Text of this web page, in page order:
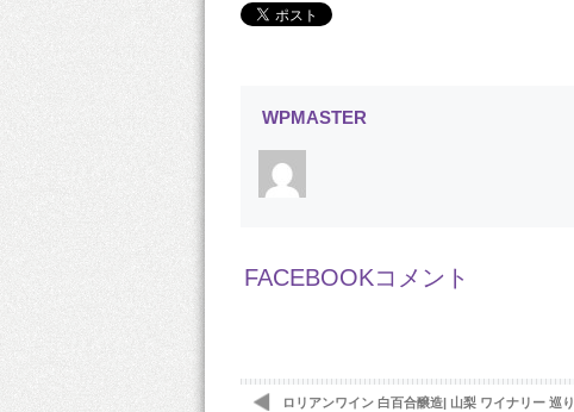
WPMASTER
FACEBOOKコメント
ロリアンワイン 白百合醸造| 山梨 ワイナリー 巡り